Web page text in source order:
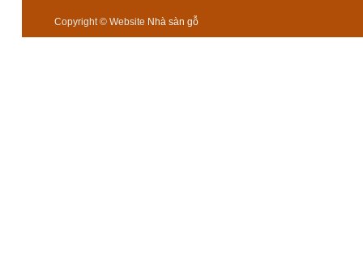
Copyright © Website Nhà sàn gỗ